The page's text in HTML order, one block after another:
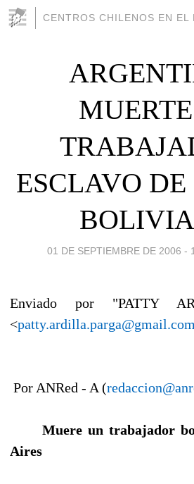
CENTROS CHILENOS EN EL
ESCLAVO
01 DE SEPTIEMBRE DE 2006 -
Enviado por "PATTY
<patty.ardilla.parga@gmail.com
Por ANRed - A (
Muere un trabajador
Aires